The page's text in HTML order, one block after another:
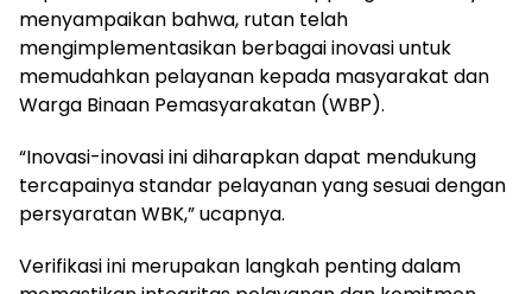
Kepala Rutan Kelas IIB Watansoppeng, M Arfandy
menyampaikan bahwa, rutan telah
mengimplementasikan berbagai inovasi untuk
memudahkan pelayanan kepada masyarakat dan
Warga Binaan Pemasyarakatan (WBP).
“Inovasi-inovasi ini diharapkan dapat mendukung
tercapainya standar pelayanan yang sesuai dengan
persyaratan WBK,” ucapnya.